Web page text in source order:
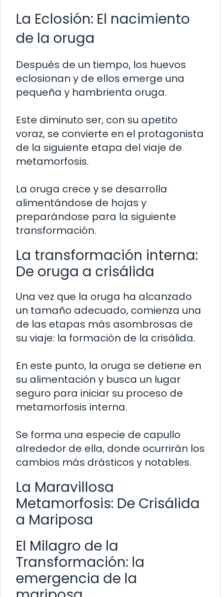
La Eclosión: El nacimiento
de la oruga
Después de un tiempo, los huevos
eclosionan y de ellos emerge una
pequeña y hambrienta oruga.
Este diminuto ser, con su apetito
voraz, se convierte en el protagonista
de la siguiente etapa del viaje de
metamorfosis.
La oruga crece y se desarrolla
alimentándose de hojas y
preparándose para la siguiente
transformación.
La transformación interna:
De oruga a crisálida
Una vez que la oruga ha alcanzado
un tamaño adecuado, comienza una
de las etapas más asombrosas de
su viaje: la formación de la crisálida.
En este punto, la oruga se detiene en
su alimentación y busca un lugar
seguro para iniciar su proceso de
metamorfosis interna.
Se forma una especie de capullo
alrededor de ella, donde ocurrirán los
cambios más drásticos y notables.
La Maravillosa
Metamorfosis: De Crisálida
a Mariposa
El Milagro de la
Transformación: la
emergencia de la